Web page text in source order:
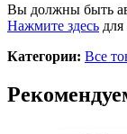
Вы должны быть
Нажмите здесь
Категории: Все